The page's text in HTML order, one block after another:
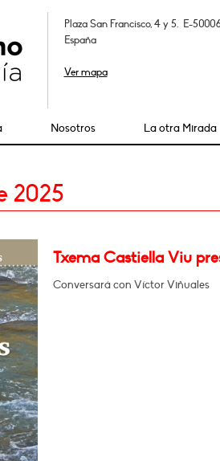
Plaza San Francisco, 4 y 5. E-
España
Ver mapa
Nosotros La otra Mirada
2025
Txema Castiella Viu
Conversará con Víctor Viñuales